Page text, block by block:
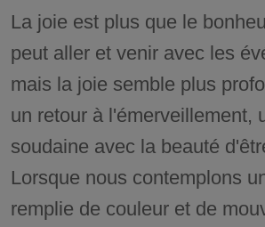
La joie est plus que le
peut aller et venir avec les
mais la joie semble plus
un retour à l'émerveillement,
soudaine avec la beauté
Lorsque nous contemplons
remplie de couleur et de